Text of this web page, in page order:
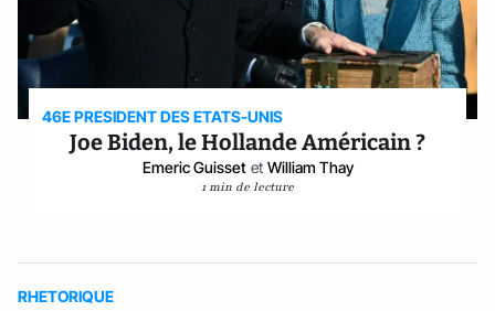
46E PRESIDENT DES ETATS-UNIS
Joe Biden, le Hollande Américain ?
Emeric Guisset et William Thay
1 min de lecture
RHETORIQUE